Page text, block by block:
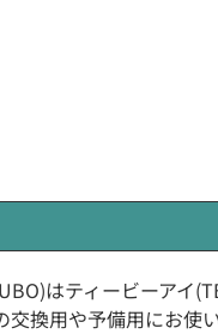
はティービーアイ
換用や予備用にお使